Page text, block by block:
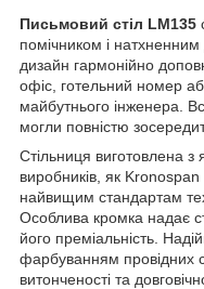
Письмовий стіл LM135
помічником і
дизайн гармонійно
офіс, готельний номер
майбутнього інженера.
могли повністю
Стільниця виготовлена з
виробників, як
найвищим стандартам
Особлива кромка надає
його преміальність.
фарбуванням провідних
витонченості та